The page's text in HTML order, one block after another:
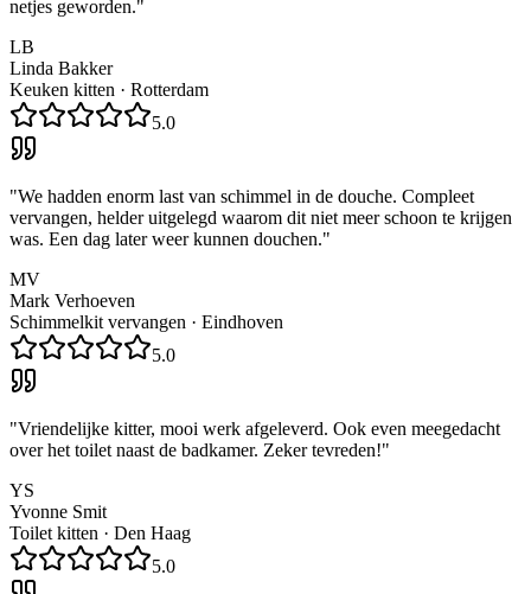
netjes geworden."
LB
Linda Bakker
Keuken kitten · Rotterdam
5.0
"We hadden enorm last van schimmel in de douche. Compleet
vervangen, helder uitgelegd waarom dit niet meer schoon te krijgen
was. Een dag later weer kunnen douchen."
MV
Mark Verhoeven
Schimmelkit vervangen · Eindhoven
5.0
"Vriendelijke kitter, mooi werk afgeleverd. Ook even meegedacht
over het toilet naast de badkamer. Zeker tevreden!"
YS
Yvonne Smit
Toilet kitten · Den Haag
5.0